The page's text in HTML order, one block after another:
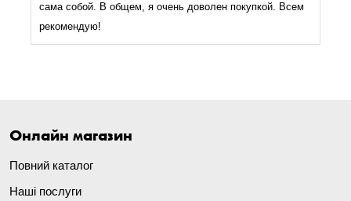
сама собой. В общем, я очень доволен покупкой. Всем
рекомендую!
Онлайн магазин
Повний каталог
Наші послуги